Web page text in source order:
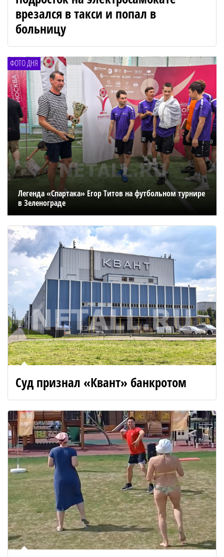
врезался в такси и попал в
больницу
ФОТО ДНЯ
Легенда «Спартака» Егор Титов на футбольном турнире
в Зеленограде
Суд признал «Квант» банкротом